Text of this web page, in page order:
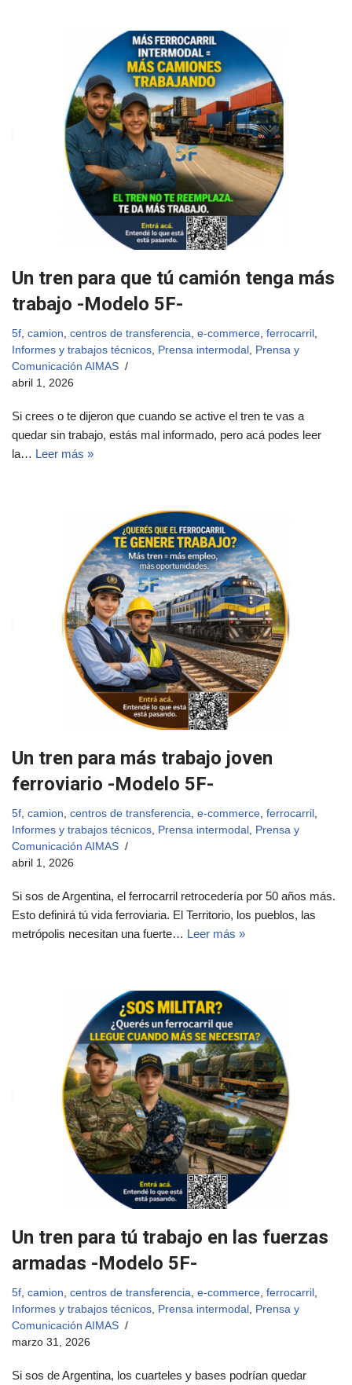
Un tren para que tú camión tenga más
trabajo -Modelo 5F-
5f camion centros de transferencia e-commerce ferrocarril
Informes y trabajos técnicos
Prensa intermodal
Prensa y
Comunicación AIMAS
abril 1, 2026
Si crees o te dijeron que cuando se active el tren te vas a
quedar sin trabajo, estás mal informado, pero acá podes leer
la… Leer más »
Un tren para más trabajo joven
ferroviario -Modelo 5F-
5f camion centros de transferencia e-commerce ferrocarril
Informes y trabajos técnicos Prensa intermodal Prensa y
Comunicación AIMAS
abril 1, 2026
Si sos de Argentina, el ferrocarril retrocedería por 50 años más.
Esto definirá tú vida ferroviaria. El Territorio, los pueblos, las
metrópolis necesitan una fuerte… Leer más »
Un tren para tú trabajo en las fuerzas
armadas -Modelo 5F-
5f, camion, centros de transferencia, e-commerce, ferrocarril ,
Informes y trabajos técnicos, Prensa intermodal , Prensa y
Comunicación AIMAS
marzo 31, 2026
Si sos de Argentina, los cuarteles y bases podrían quedar